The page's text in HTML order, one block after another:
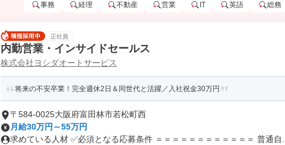
事務 経理 不動産 営業 IT 英語 総務
正社員
内勤営業・インサイドセールス
株式会社ヨシダオートサービス
将来の不安卒業！完全週休2日＆同世代と活躍／入社祝金30万円
〒584-0025大阪府富田林市若松町西
月給30万円～55万円
求めている人材 ✅必須となる応募条件 ＝＝＝＝＝＝＝＝＝＝＝＝ 普通自...